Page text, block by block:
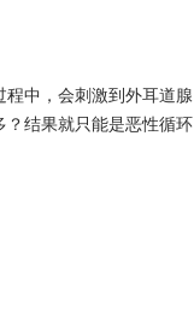
中，会刺激到外耳道腺
结果就只能是恶性循环